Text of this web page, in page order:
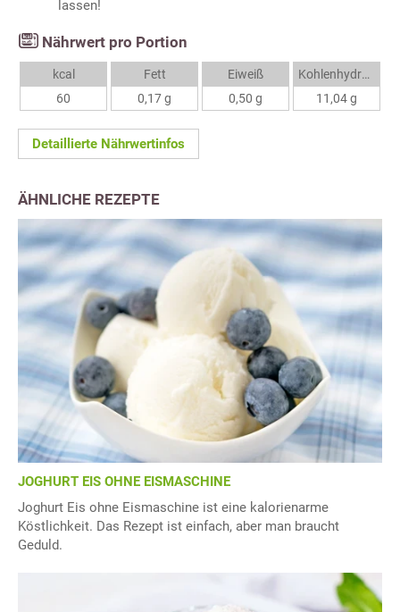
lassen!
Nährwert pro Portion
kcal
60
Fett
0,17 g
Eiweiß
0,50 g
Kohlenhydrate
11,04 g
Detaillierte Nährwertinfos
ÄHNLICHE REZEPTE
JOGHURT EIS OHNE EISMASCHINE
Joghurt Eis ohne Eismaschine ist eine kalorienarme
Köstlichkeit. Das Rezept ist einfach, aber man braucht
Geduld.